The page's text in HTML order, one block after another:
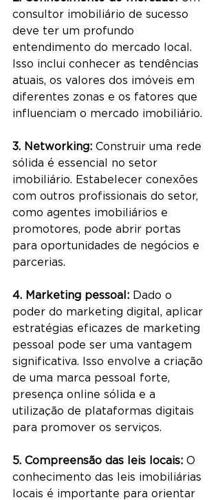
consultor imobiliário de sucesso
deve ter um profundo
entendimento do mercado local.
Isso inclui conhecer as tendências
atuais, os valores dos imóveis em
diferentes zonas e os fatores que
influenciam o mercado imobiliário.
3. Networking: Construir uma rede
sólida é essencial no setor
imobiliário. Estabelecer conexões
com outros profissionais do setor,
como agentes imobiliários e
promotores, pode abrir portas
para oportunidades de negócios e
parcerias.
4. Marketing pessoal: Dado o
poder do marketing digital, aplicar
estratégias eficazes de marketing
pessoal pode ser uma vantagem
significativa. Isso envolve a criação
de uma marca pessoal forte,
presença online sólida e a
utilização de plataformas digitais
para promover os serviços.
5. Compreensão das leis locais: O
conhecimento das leis imobiliárias
locais é importante para orientar